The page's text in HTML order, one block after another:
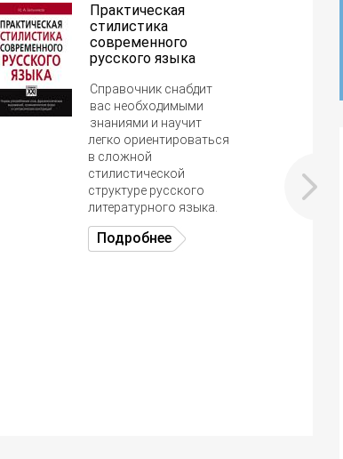
Практическая
стилистика
современного
русского языка
Справочник снабдит
вас необходимыми
знаниями и научит
легко ориентироваться
в сложной
стилистической
структуре русского
литературного языка.
Подробнее